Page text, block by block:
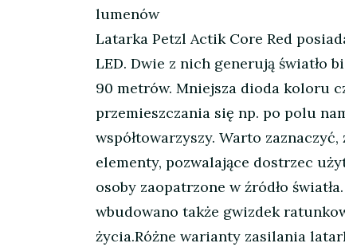
lumenów
Latarka Petzl Actik Core Red
LED. Dwie z nich generują światło
90 metrów. Mniejsza dioda koloru
przemieszczania się np. po polu
współtowarzyszy. Warto
elementy, pozwalające dostrzec
osoby zaopatrzone w źródło
wbudowano także gwizdek
życia.Różne warianty zasilania